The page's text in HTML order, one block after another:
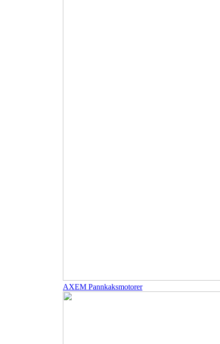
AXEM Pannkaksmotorer